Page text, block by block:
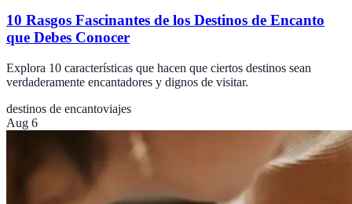
10 Rasgos Fascinantes de los Destinos de Encanto
que Debes Conocer
Explora 10 características que hacen que ciertos destinos sean
verdaderamente encantadores y dignos de visitar.
destinos de encantoviajes
Aug 6